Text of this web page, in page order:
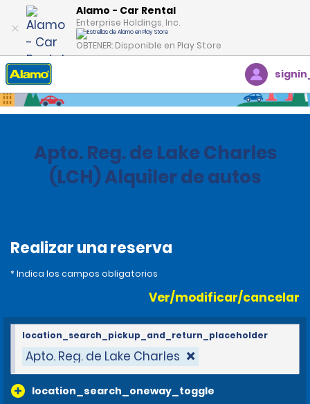
Alamo - Car Rental
Enterprise Holdings, Inc.
OBTENER: Disponible en Play Store
Inicio Oficinas
Apto. Reg. de Lake Charles
(LCH) Alquiler de autos
Realizar una reserva
* Indica los campos obligatorios
Ver/modificar/cancelar
Apto. Reg. de Lake Charles
location_search_oneway_toggle
location_search_pickup_and_return_placeholder